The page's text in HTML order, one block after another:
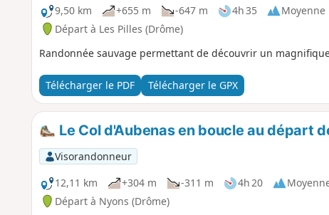
9,50 km
+655 m -647 m 4h 35
Moyenne
Départ à Les Pilles (Drôme)
Randonnée sauvage permettant de découvrir un
Télécharger le PDF Télécharger le GPX
Le Col d'Aubenas en boucle au départ
Visorandonneur
12,11 km
+304 m -311 m 4h 20
Départ à Nyons (Drôme)